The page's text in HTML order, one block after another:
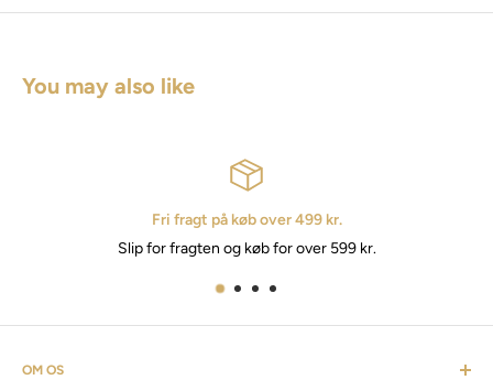
You may also like
Fri fragt på køb over 499 kr.
Slip for fragten og køb for over 599 kr.
OM OS